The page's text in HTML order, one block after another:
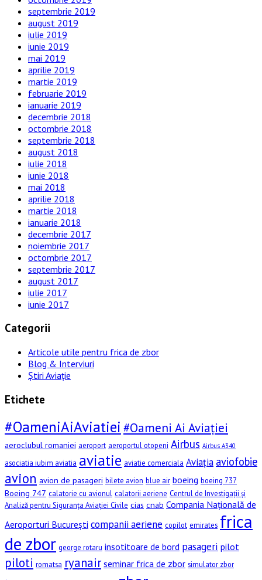
septembrie 2019
august 2019
iulie 2019
iunie 2019
mai 2019
aprilie 2019
martie 2019
februarie 2019
ianuarie 2019
decembrie 2018
octombrie 2018
septembrie 2018
august 2018
iulie 2018
iunie 2018
mai 2018
aprilie 2018
martie 2018
ianuarie 2018
decembrie 2017
noiembrie 2017
octombrie 2017
septembrie 2017
august 2017
iulie 2017
iunie 2017
Categorii
Articole utile pentru frica de zbor
Blog & Interviuri
Știri Aviație
Etichete
#OameniAiAviatiei #Oameni Ai Aviației
aeroclubul romaniei aeroport aeroportul otopeni Airbus Airbus A340
asociatia iubim aviatia aviatie aviatie comerciala Aviația aviofobie
avion avion de pasageri bilete avion blue air boeing boeing 737
Boeing 747 calatorie cu avionul calatorii aeriene Centrul de Investigații și
Analiză pentru Siguranța Aviației Civile cias cnab Compania Națională de
Aeroporturi București companii aeriene copilot emirates frica
de zbor george rotaru insotitoare de bord pasageri pilot
piloti romatsa ryanair seminar frica de zbor simulator zbor